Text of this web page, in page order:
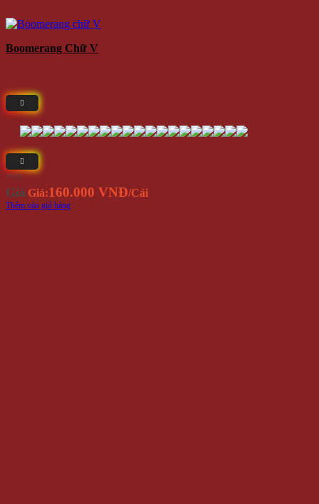
Boomerang Chữ V
⭐(5)
Giá Giá:160.000 VNĐ/Cái
Thêm vào giỏ hàng